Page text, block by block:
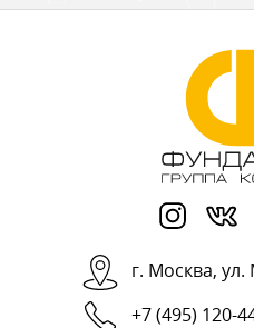
г. Москва, ул.
+7 (495) 120-